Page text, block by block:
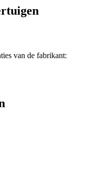
van de fabrikant: